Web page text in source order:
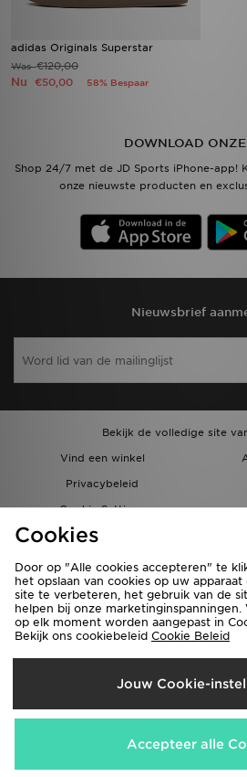
adidas Originals Superstar
Was€120,00
Nu €50,00 58% Bespaar
DOWNLOAD ONZE
Shop 24/7 met de JD Sports iPhone-app!
onze nieuwste producten en
Nieuwsbrief
Bekijk de volledige site
Vind een winkel
Privacybeleid
Cookie Settings
Bestellingen en Levering
Verzenden
België
Wij accepteren de volgende
Cookies
Door op "Alle cookies accepteren" te
het opslaan van cookies op uw
site te verbeteren, het gebruik van de
helpen bij onze marketinginspanningen.
op elk moment worden aangepast in
Bekijk ons cookiebeleid Cookie Beleid
Jouw Cookie-
Accepteer alle